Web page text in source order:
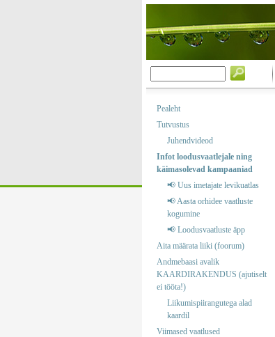
Pealeht
Tutvustus
Juhendvideod
Infot loodusvaatlejale ning
käimasolevad kampaaniad
📢 Uus imetajate levikuatlas
📢 Aasta orhidee vaatluste
kogumine
📢 Loodusvaatluste äpp
Aita määrata liiki (foorum)
Andmebaasi avalik
KAARDIRAKENDUS (ajutiselt
ei tööta!)
Liikumispiirangutega alad
kaardil
Viimased vaatlused